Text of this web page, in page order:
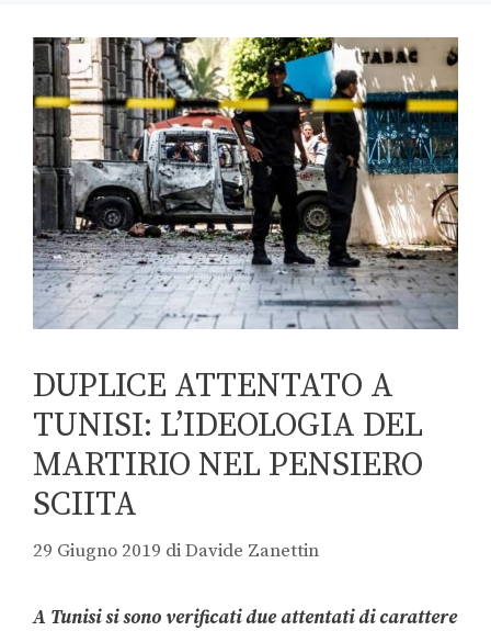
DUPLICE ATTENTATO A
TUNISI: L’IDEOLOGIA DEL
MARTIRIO NEL PENSIERO
SCIITA
29 Giugno 2019 diDavide Zanettin
A Tunisi si sono verificati due attentati di carattere